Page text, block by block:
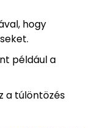
hogy
például a
a túlöntözés